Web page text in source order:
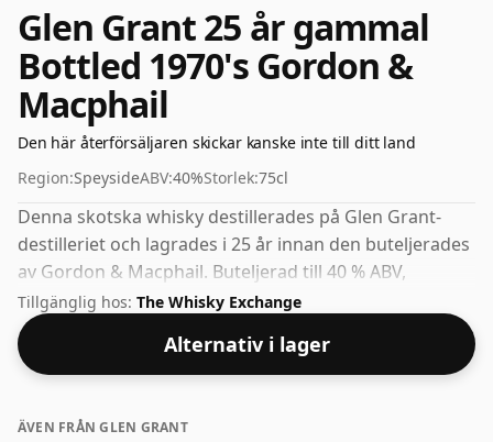
Glen Grant 25 år gammal
Bottled 1970's Gordon &
Macphail
Den här återförsäljaren skickar kanske inte till ditt land
Region:SpeysideABV:40%Storlek:75cl
Denna skotska whisky destillerades på Glen Grant-
destilleriet och lagrades i 25 år innan den buteljerades
av Gordon & Macphail. Buteljerad till 40 % ABV,
kommer detta inte att blåsa av dina strumpor när det
gäller styrka, men kommer säkerligen att vara en
tjusig anda.
Tillgänglig hos: The Whisky Exchange
Alternativ i lager
ÄVEN FRÅN GLEN GRANT